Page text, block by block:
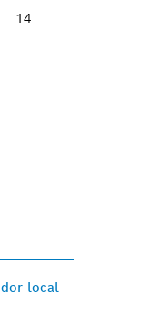
14
local